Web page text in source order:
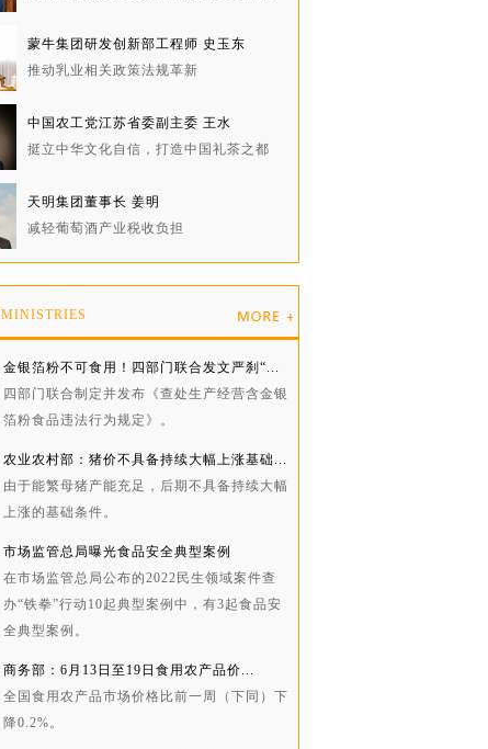
蒙牛集团研发创新部工程师 史玉东
推动乳业相关政策法规革新
中国农工党江苏省委副主委 王水
挺立中华文化自信，打造中国礼茶之都
天明集团董事长 姜明
减轻葡萄酒产业税收负担
MINISTRIES
金银箔粉不可食用！四部门联合发文严刹“...
四部门联合制定并发布《查处生产经营含金银
箔粉食品违法行为规定》。
农业农村部：猪价不具备持续大幅上涨基础...
由于能繁母猪产能充足，后期不具备持续大幅
上涨的基础条件。
市场监管总局曝光食品安全典型案例
在市场监管总局公布的2022民生领域案件查
办“铁拳”行动10起典型案例中，有3起食品安
全典型案例。
商务部：6月13日至19日食用农产品价...
全国食用农产品市场价格比前一周（下同）下
降0.2%。